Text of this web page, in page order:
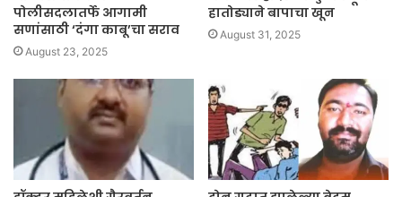
पोलीसदलातर्फे आगामी
सणांसाठी ‘दंगा काबू’चा सराव
August 23, 2025
हातोड्याने बापाचा खून
August 31, 2025